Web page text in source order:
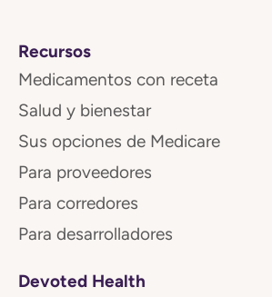
Recursos
Medicamentos con receta
Salud y bienestar
Sus opciones de Medicare
Para proveedores
Para corredores
Para desarrolladores
Devoted Health